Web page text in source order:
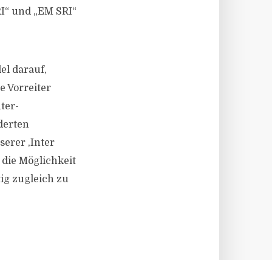
und „EM SRI“
darauf,
Vorreiter
,Inter
die Möglichkeit
zugleich zu